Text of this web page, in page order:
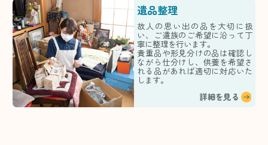
遺品整理
故人の思い出の品を大切に扱
い、ご遺族のご希望に沿って丁
寧に整理を行います。
貴重品や形見分けの品は確認し
ながら仕分けし、供養を希望さ
れる品があれば適切に対応いた
します。
詳細を見る